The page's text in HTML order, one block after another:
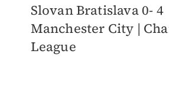
Slovan Bratislava 0- 4
Manchester City |
League